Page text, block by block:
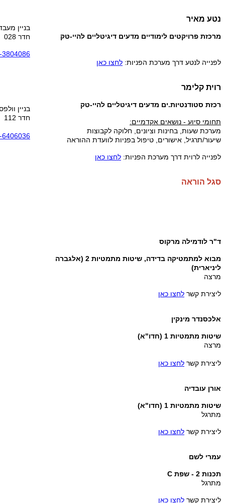
נטע מאיר
מרכזת פרויקטים לימודיים מדעים דיגיטליים להיי-טק
לפנייה לנטע דרך מערכת הפניות: לחצו כאן
בניין
חדר 028
3804086
רוית קלימר
רכזת סטודנטיות.ים מדעים דיגיטליים להיי-טק
תחומי סיוע - נושאים אקדמיים:
מערכת שעות, בחינות וציונים, חלוקה לקבוצות
שיעור/תרגיל, אישורים, טיפול בפניות לוועדת ההוראה
לפנייה לרוית דרך מערכת הפניות: לחצו כאן
בניין
חדר 112
6406036
סגל הוראה
ד"ר לודמילה מרקוס
מבוא למתמטיקה בדידה,
שיטות מתמטיות 2 (אלגברה
ליניארית)
מרצה
ליצירת קשר לחצו כאן
אלכסנדר מינקין
שיטות מתמטיות 1 (חדו"א)
מרצה
ליצירת קשר לחצו כאן
אורן עובדיה
שיטות מתמטיות 1 (חדו"א)
מתרגל
ליצירת קשר לחצו כאן
עמרי לשם
תכנות 2 - שפת C
מתרגל
ליצירת קשר לחצו כאן